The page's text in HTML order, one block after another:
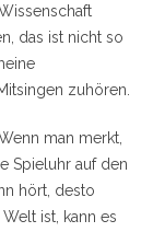
das ist nicht so
zuhören.
man merkt,
Spieluhr auf den
hört, desto
ist, kann es